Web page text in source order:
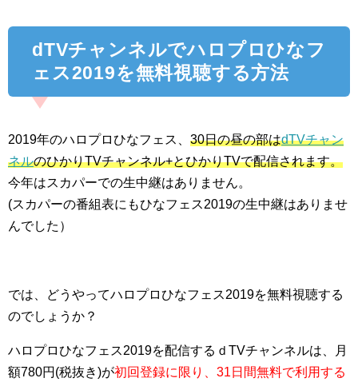
dTVチャンネルでハロプロひなフ
ェス2019を無料視聴する方法
2019年のハロプロひなフェス、 30日の昼の部はdTVチャン
ネルのひかりTVチャンネル+とひかりTVで配信されます。
今年はスカパーでの生中継はありません。
(スカパーの番組表にもひなフェス2019の生中継はありませ
んでした）
では、どうやってハロプロひなフェス2019を無料視聴する
のでしょうか？
ハロプロひなフェス2019を配信するｄTVチャンネルは、月
額780円(税抜き)が初回登録に限り、31日間無料で利用する